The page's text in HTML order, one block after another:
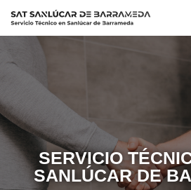
Saltar
SERVICIO
SANLÚCAR DE